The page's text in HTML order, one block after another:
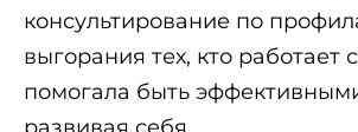
консультирование по
выгорания тех, кто работает
помогала быть